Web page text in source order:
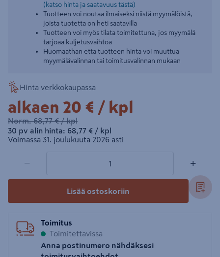
(katso hinta ja saatavuus tästä)
Tuotteen voi noutaa ilmaiseksi niistä myymälöistä,
joista tuotetta on heti saatavilla
Tuotteen voi myös tilata toimitettuna, jos myymälä
tarjoaa kuljetusvaihtoa
Huomaathan että tuotteen hinta voi muuttua
myymälävalinnan tai toimitusvalinnan mukaan
Hinta verkkokaupassa
alkaen 20€/kpl
20 € / kpl
Norm.68,77€/kpl
68,77 €/ kpl
30 pv alin hinta: 68,77€/kpl
68,77 € / kpl
Voimassa 31. joulukuuta 2026 asti
− +
Lisää ostoskoriin
Toimitus
Toimitettavissa
Anna postinumero nähdäksesi